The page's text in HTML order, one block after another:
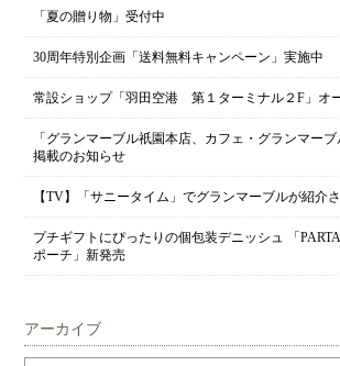
「夏の贈り物」受付中
30周年特別企画「送料無料キャンペーン」実施中
常設ショップ「羽田空港 第１ターミナル２F」オ
「グランマーブル祇園本店、カフェ・グランマー
掲載のお知らせ
【TV】「サニータイム」でグランマーブルが紹介
プチギフトにぴったりの個包装デニッシュ 「
ポーチ」新発売
アーカイブ